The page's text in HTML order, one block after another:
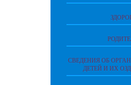
СВЕДЕНИЯ ОБ
ДЕТЕЙ И ИХ